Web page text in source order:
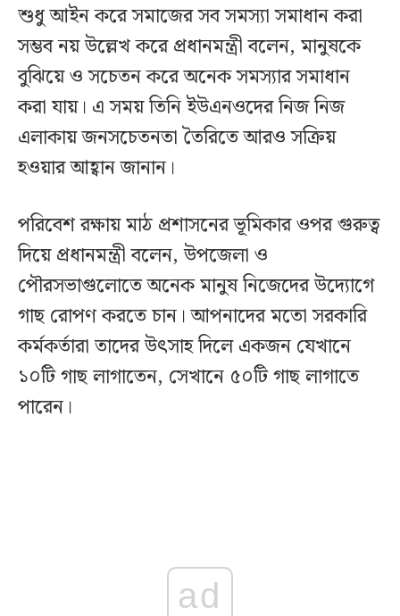
শুধু আইন করে সমাজের সব সমস্যা সমাধান করা
সম্ভব নয় উল্লেখ করে প্রধানমন্ত্রী বলেন, মানুষকে
বুঝিয়ে ও সচেতন করে অনেক সমস্যার সমাধান
করা যায়। এ সময় তিনি ইউএনওদের নিজ নিজ
এলাকায় জনসচেতনতা তৈরিতে আরও সক্রিয়
হওয়ার আহ্বান জানান।
পরিবেশ রক্ষায় মাঠ প্রশাসনের ভূমিকার ওপর গুরুত্ব
দিয়ে প্রধানমন্ত্রী বলেন, উপজেলা ও
পৌরসভাগুলোতে অনেক মানুষ নিজেদের উদ্যোগে
গাছ রোপণ করতে চান। আপনাদের মতো সরকারি
কর্মকর্তারা তাদের উৎসাহ দিলে একজন যেখানে
১০টি গাছ লাগাতেন, সেখানে ৫০টি গাছ লাগাতে
পারেন।
ad